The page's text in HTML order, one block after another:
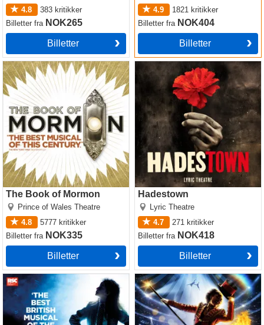
4.8
383 kritikker
Billetterfra NOK265
Billetter
4.9
1821 kritikker
Billetterfra NOK404
Billetter
The Book of Mormon
Prince of Wales Theatre
4.8
5777 kritikker
Billetterfra NOK335
Billetter
The Book of Mormon
Hadestown
Lyric Theatre
4.7
271 kritikker
Billetterfra NOK418
Billetter
Hadestown
Matilda The Musical
Come Alive! The Greatest
Showman Circus Spectacular